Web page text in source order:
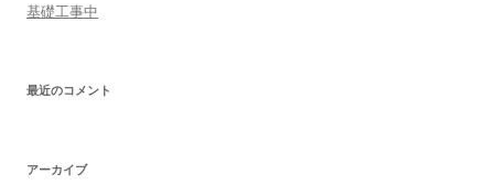
基礎工事中
最近のコメント
アーカイブ